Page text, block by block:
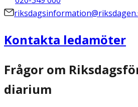
Kontakta ledamöter
Frågor om
diarium